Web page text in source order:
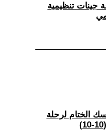
جينات تنظيمية
الختام لرحلة